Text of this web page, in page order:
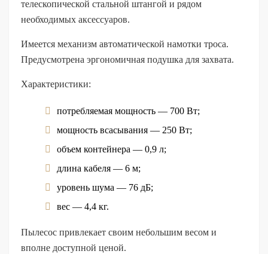
телескопической стальной штангой и рядом
необходимых аксессуаров.
Имеется механизм автоматической намотки троса.
Предусмотрена эргономичная подушка для захвата.
Характеристики:
потребляемая мощность — 700 Вт;
мощность всасывания — 250 Вт;
объем контейнера — 0,9 л;
длина кабеля — 6 м;
уровень шума — 76 дБ;
вес — 4,4 кг.
Пылесос привлекает своим небольшим весом и
вполне доступной ценой.